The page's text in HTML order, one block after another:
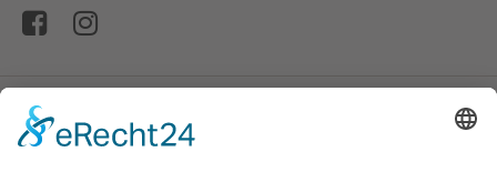
© Autohaus Stanglmair GmbH & Co. Betriebs KG